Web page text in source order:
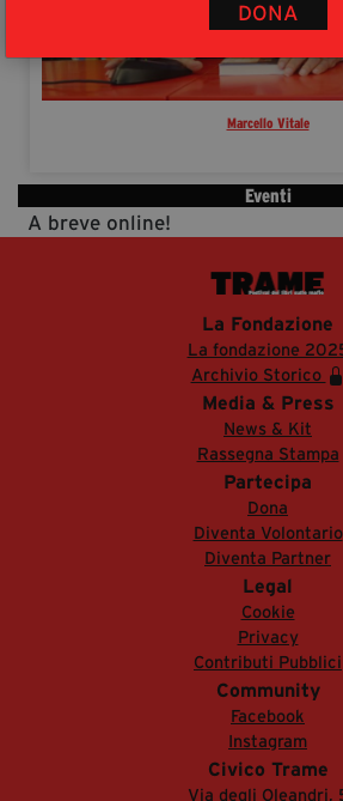
DONA
Marcello Vitale
Eventi
A breve online!
La Fondazione
La fondazione
Archivio Storico
Media & Press
News & Kit
Rassegna Stampa
Partecipa
Dona
Diventa Volontario
Diventa Partner
Legal
Cookie
Privacy
Contributi Pubblici
Community
Facebook
Instagram
Civico Trame
Via degli Oleandri,